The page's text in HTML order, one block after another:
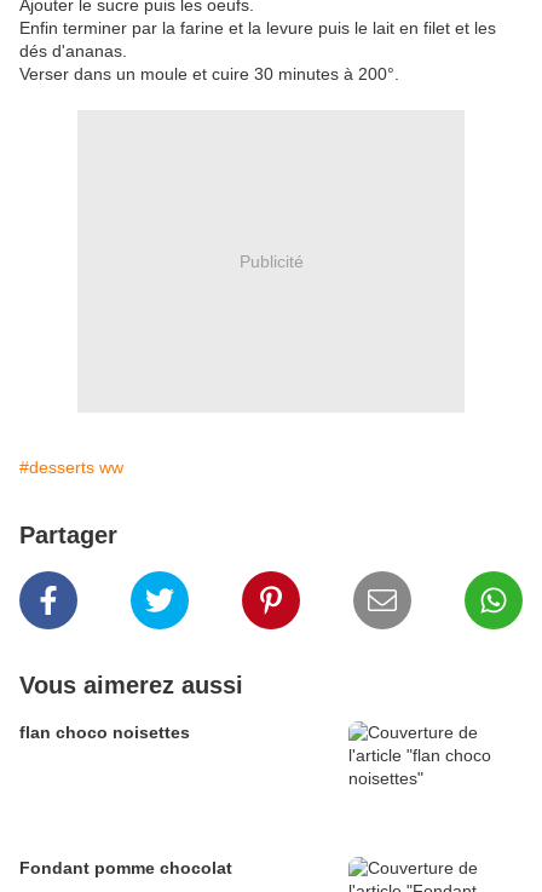
Ajouter le sucre puis les oeufs.
Enfin terminer par la farine et la levure puis le lait en filet et les
dés d'ananas.
Verser dans un moule et cuire 30 minutes à 200°.
Publicité
#desserts ww
Partager
Vous aimerez aussi
flan choco noisettes
Fondant pomme chocolat